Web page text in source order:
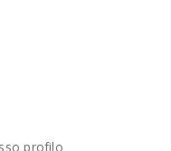
profilo